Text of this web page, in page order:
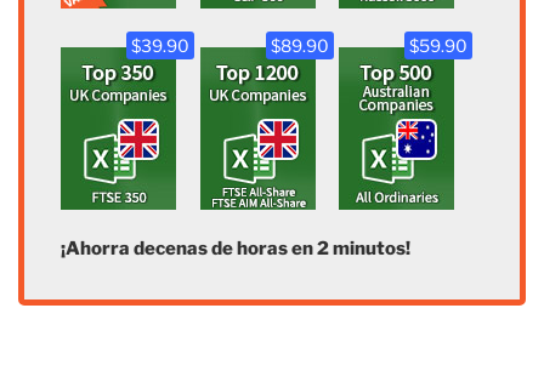
$39.90 $89.90 $59.90
¡Ahorra decenas de horas en 2 minutos!